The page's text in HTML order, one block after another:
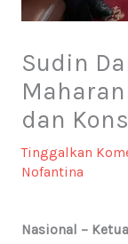
Sudin
dan
Tinggalkan
Nofantina
Nasional –